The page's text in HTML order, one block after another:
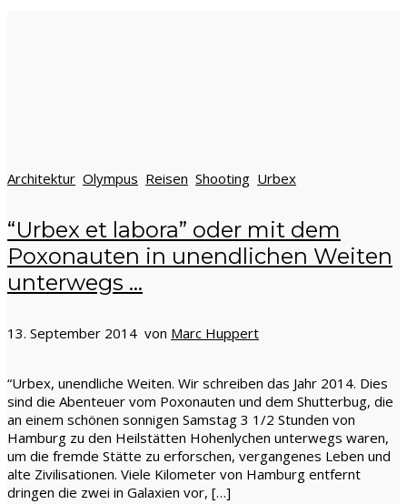
Architektur Olympus Reisen Shooting Urbex
“Urbex et labora” oder mit dem
Poxonauten in unendlichen Weiten
unterwegs …
13. September 2014 von Marc Huppert
“Urbex, unendliche Weiten. Wir schreiben das Jahr 2014. Dies
sind die Abenteuer vom Poxonauten und dem Shutterbug, die
an einem schönen sonnigen Samstag 3 1/2 Stunden von
Hamburg zu den Heilstätten Hohenlychen unterwegs waren,
um die fremde Stätte zu erforschen, vergangenes Leben und
alte Zivilisationen. Viele Kilometer von Hamburg entfernt
dringen die zwei in Galaxien vor, […]